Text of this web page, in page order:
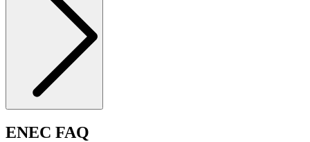
ENEC FAQ